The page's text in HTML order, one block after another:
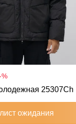
%
25307Ch
ожидания